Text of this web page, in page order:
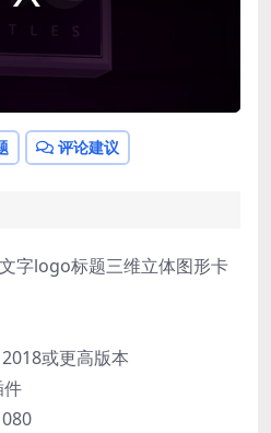
评论建议
字logo标题三维立体图形卡
或更高版本
件